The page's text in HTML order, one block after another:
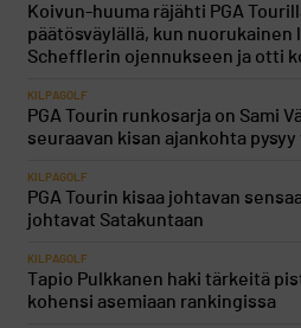
Koivun-huuma räjähti PGA
päätösväylällä, kun
Schefflerin ojennukseen ja otti
KILPAGOLF
PGA Tourin runkosarja on Sami
seuraavan kisan ajankohta
KILPAGOLF
PGA Tourin kisaa johtavan
johtavat Satakuntaan
KILPAGOLF
Tapio Pulkkanen haki tärkeitä
kohensi asemiaan rankingissa